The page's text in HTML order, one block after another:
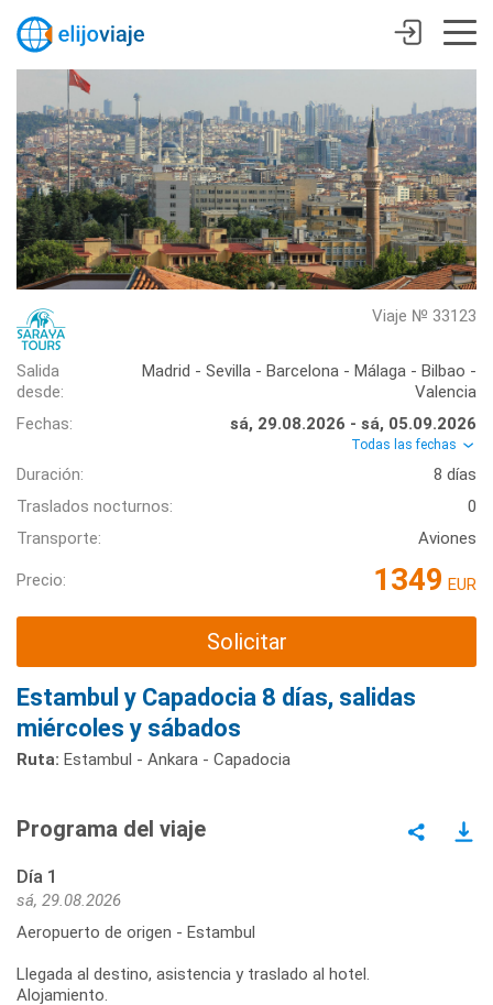
Viaje № 33123
Salida
desde:
Madrid - Sevilla - Barcelona - Málaga - Bilbao -
Valencia
Fechas:
sá, 29.08.2026 - sá, 05.09.2026
Todas las fechas
Duración:
8 días
Traslados nocturnos:
0
Transporte:
Aviones
Precio: 1349 EUR
Solicitar
Estambul y Capadocia 8 días, salidas
miércoles y sábados
Ruta: Estambul - Ankara - Capadocia
Programa del viaje
Día 1
sá, 29.08.2026
Aeropuerto de origen - Estambul
Llegada al destino, asistencia y traslado al hotel.
Alojamiento.